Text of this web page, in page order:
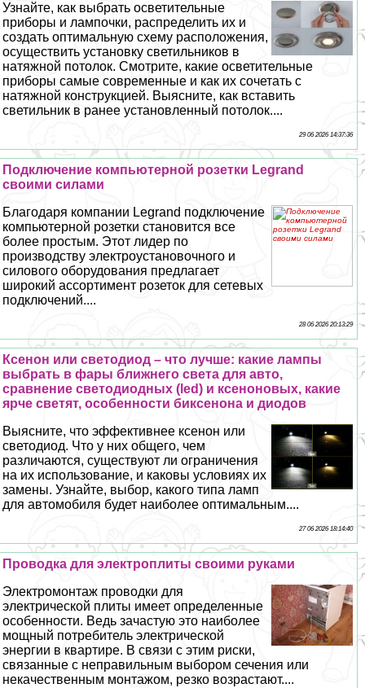
Узнайте, как выбрать осветительные
приборы и лампочки, распределить их и
создать оптимальную схему расположения,
осуществить установку светильников в
натяжной потолок. Смотрите, какие осветительные
приборы самые современные и как их сочетать с
натяжной конструкцией. Выясните, как вставить
светильник в ранее установленный потолок....
29 06 2026 14:37:36
Подключение компьютерной розетки Legrand
своими силами
Благодаря компании Legrand подключение
компьютерной розетки становится все
более простым. Этот лидер по
производству электроустановочного и
силового оборудования предлагает
широкий ассортимент розеток для сетевых
подключений....
28 06 2026 20:13:29
Ксенон или светодиод – что лучше: какие лампы
выбрать в фары ближнего света для авто,
сравнение светодиодных (led) и ксеноновых, какие
ярче светят, особенности биксенона и диодов
Выясните, что эффективнее ксенон или
светодиод. Что у них общего, чем
различаются, существуют ли ограничения
на их использование, и каковы условиях их
замены. Узнайте, выбор, какого типа ламп
для автомобиля будет наиболее оптимальным....
27 06 2026 18:14:40
Проводка для электроплиты своими руками
Электромонтаж проводки для
электрической плиты имеет определенные
особенности. Ведь зачастую это наиболее
мощный потребитель электрической
энергии в квартире. В связи с этим риски,
связанные с неправильным выбором сечения или
некачественным монтажом, резко возрастают....